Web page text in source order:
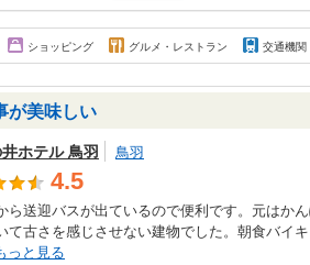
ショッピング グルメ・レストラン 交通機関
が美味しい
ホテル 鳥羽 鳥羽
4.5
ら送迎バスが出ているので便利です。元はか
て古さを感じさせない建物でした。朝食バイ
っと見る